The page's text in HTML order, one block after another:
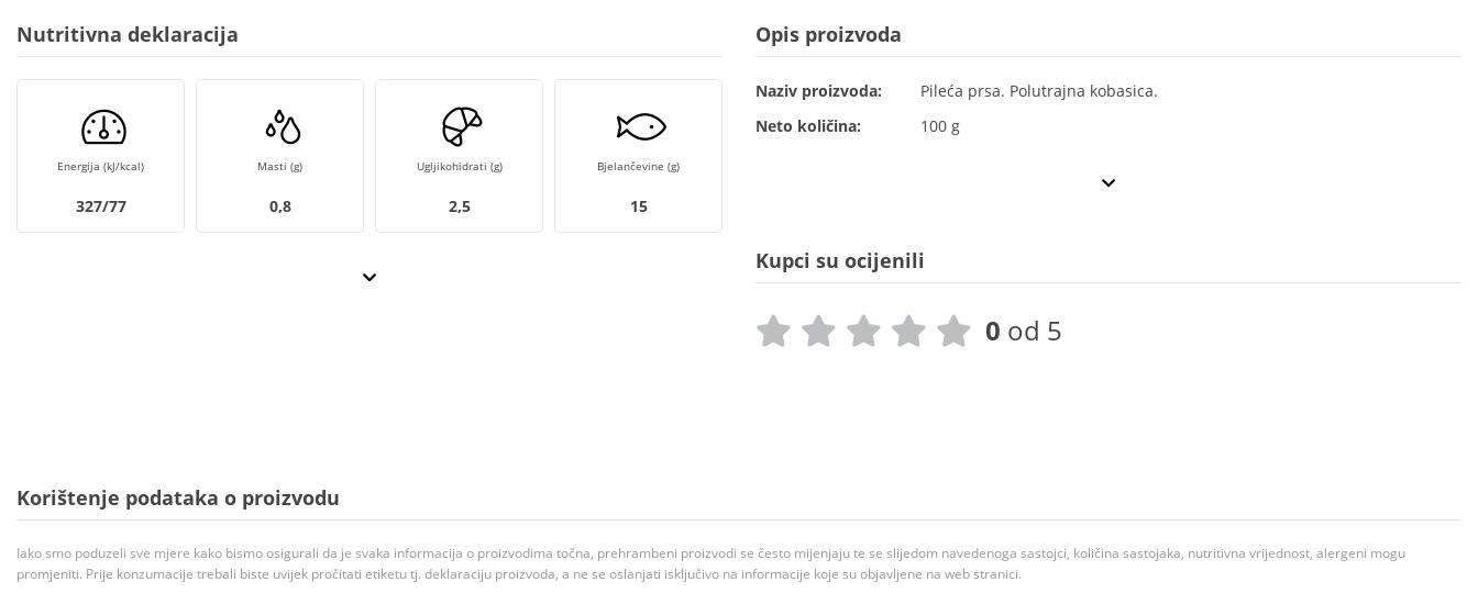
Nutritivna deklaracija
Energija (kJ/kcal)
327/77
Masti (g)
0,8
Ugljikohidrati (g)
2,5
Bjelančevine (g)
15
Opis proizvoda
Naziv proizvoda:
Pileća prsa. Polutrajna kobasica.
Neto količina:
100 g
Kupci su ocijenili
0 od 5
Korištenje podataka o proizvodu
Iako smo poduzeli sve mjere kako bismo osigurali da je svaka informacija o proizvodima točna, prehrambeni proizvodi se često mijenjaju te se slijedom navedenoga sastojci, količina sastojaka, nutritivna vrijednost, alergeni mogu
promjeniti. Prije konzumacije trebali biste uvijek pročitati etiketu tj. deklaraciju proizvoda, a ne se oslanjati isključivo na informacije koje su objavljene na web stranici.